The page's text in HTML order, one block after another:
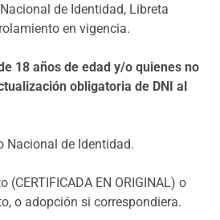
de Identidad, Libreta
en vigencia.
18 años de edad y/o quienes no
obligatoria de DNI al
Nacional de Identidad.
(CERTIFICADA EN ORIGINAL) o
o adopción si correspondiera.